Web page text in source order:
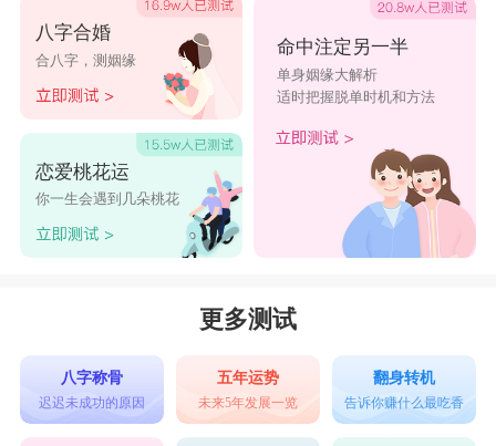
八字合婚
合八字，测姻缘
恋爱桃花运
你一生会遇到几朵桃花
命中注定另一半
单身姻缘大解析
适时把握脱单时机和方法
更多测试
八字称骨
迟迟未成功的原因
五年运势
未来5年发展一览
翻身转机
告诉你赚什么最吃香